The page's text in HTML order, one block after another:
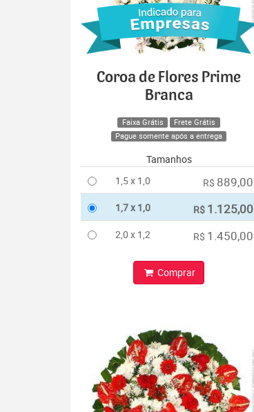
Coroa de Flores Prime
Branca
Faixa Grátis
Frete Grátis
Pague somente após a entrega
Tamanhos
1,5 x 1,0
R$ 889,00
1,7 x 1,0 R$ 1.125,00
2,0 x 1,2 R$ 1.450,00
Comprar